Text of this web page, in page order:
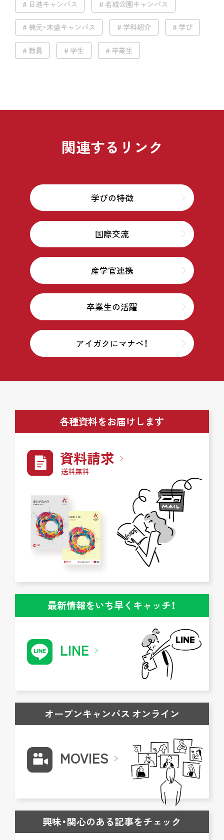
日進キャンパス 名城公園キャンパス
楠元・末盛キャンパス 学科紹介 学び
教員 学生 卒業生
関連するリンク
学びの特徴
国際交流
産学官連携
卒業生の活躍
アイガクにマナベ！
各種資料をお届けします
資料請求
送料無料
最新情報をいち早くキャッチ！
LINE
オープンキャンパス オンライン
MOVIES
興味・関心のある記事をチェック